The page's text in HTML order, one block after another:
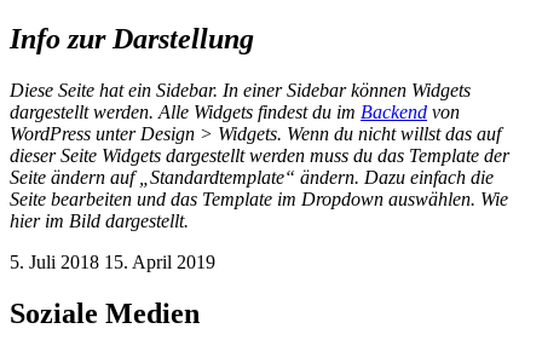
Info zur Darstellung
Diese Seite hat ein Sidebar. In einer Sidebar können Widgets
dargestellt werden. Alle Widgets findest du im Backend von
WordPress unter Design > Widgets. Wenn du nicht willst das auf
dieser Seite Widgets dargestellt werden muss du das Template der
Seite ändern auf „Standardtemplate“ ändern. Dazu einfach die
Seite bearbeiten und das Template im Dropdown auswählen. Wie
hier im Bild dargestellt.
5. Juli 2018 15. April 2019
Soziale Medien